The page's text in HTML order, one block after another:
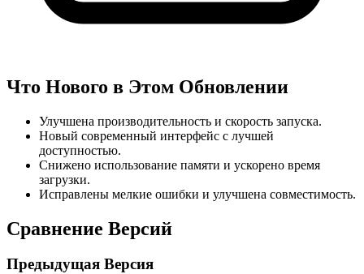
Что Нового в Этом Обновлении
Улучшена производительность и скорость запуска.
Новый современный интерфейс с лучшей
доступностью.
Снижено использование памяти и ускорено время
загрузки.
Исправлены мелкие ошибки и улучшена совместимость.
Сравнение Версий
Предыдущая Версия